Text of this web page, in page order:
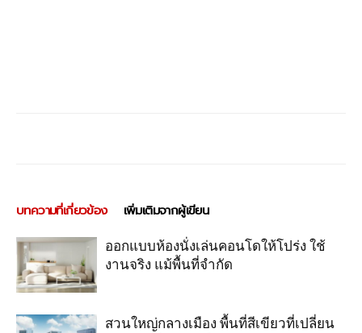
บทความที่เกี่ยวข้อง เพิ่มเติมจากผู้เขียน
ออกแบบห้องนั่งเล่นคอนโดให้โปร่ง ใช้
งานจริง แม้พื้นที่จำกัด
สวนใหญ่กลางเมือง พื้นที่สีเขียวที่เปลี่ยน